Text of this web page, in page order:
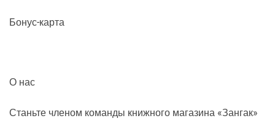
Бонус-карта
О нас
Станьте членом команды книжного магазина «Зангак»